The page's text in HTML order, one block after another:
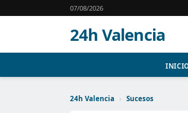
07/08/2026
24h Valencia
24h Valencia › Sucesos